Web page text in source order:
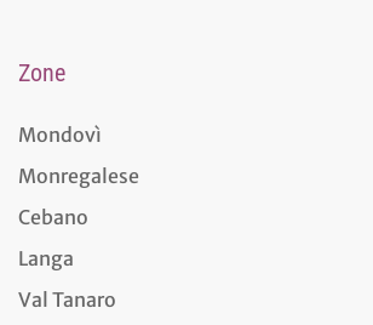
Zone
Mondovì
Monregalese
Cebano
Langa
Val Tanaro